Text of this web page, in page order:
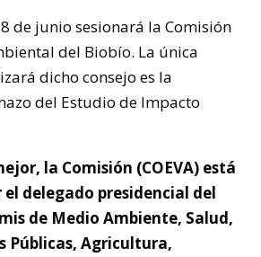
de junio sesionará la Comisión
del Biobío. La única
dicho consejo es la
del Estudio de Impacto
la Comisión (COEVA) está
delegado presidencial del
de Medio Ambiente, Salud,
Públicas, Agricultura,